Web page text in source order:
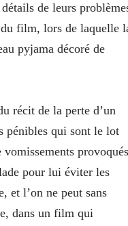
de leurs
du film, lors de laquelle
pyjama décoré de
récit de la perte d’un
pénibles qui sont le lot
vomissements provoqués
pour lui éviter les
et l’on ne peut sans
dans un film qui